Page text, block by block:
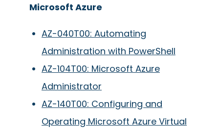
Microsoft Azure
AZ-040T00: Automating
Administration with PowerShell
AZ-104T00: Microsoft Azure
Administrator
AZ-140T00: Configuring and
Operating Microsoft Azure Virtual